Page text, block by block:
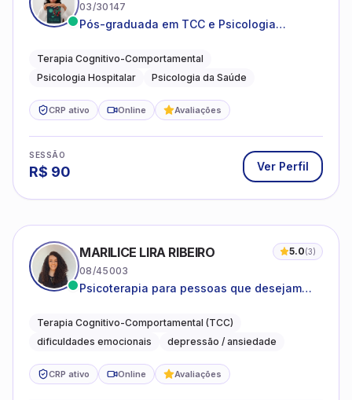
03/30147
Pós-graduada em TCC e Psicologia
Terapia Cognitivo-Comportamental
Psicologia Hospitalar
Psicologia da Saúde
CRP ativo Online Avaliações
SESSÃO
R$ 90 Ver Perfil
MARILICE LIRA RIBEIRO 5.0(3)
08/45003
Psicoterapia para pessoas que desejam
dificuldades do dia a dia
Terapia Cognitivo-Comportamental (TCC)
dificuldades emocionais
depressão / ansiedade
CRP ativo Online Avaliações